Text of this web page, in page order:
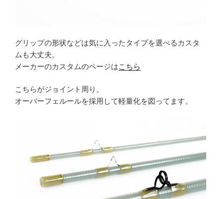
グリップの形状などは気に入ったタイプを選べるカスタ
ムも大丈夫。
メーカーのカスタムのページはこちら
こちらがジョイント周り。
オーバーフェルールを採用して軽量化を図ってます。